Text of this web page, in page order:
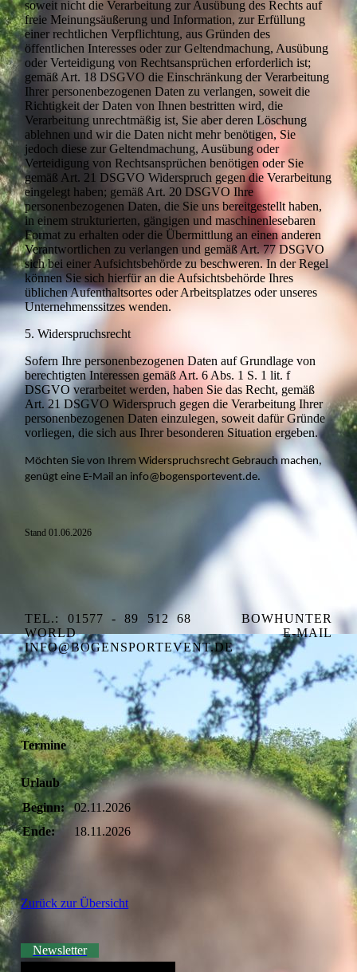
soweit nicht die Verarbeitung zur Ausübung des Rechts auf
freie Meinungsäußerung und Information, zur Erfüllung
einer rechtlichen Verpflichtung, aus Gründen des
öffentlichen Interesses oder zur Geltendmachung, Ausübung
oder Verteidigung von Rechtsansprüchen erforderlich ist;
gemäß Art. 18 DSGVO die Einschränkung der Verarbeitung
Ihrer personenbezogenen Daten zu verlangen, soweit die
Richtigkeit der Daten von Ihnen bestritten wird, die
Verarbeitung unrechtmäßig ist, Sie aber deren Löschung
ablehnen und wir die Daten nicht mehr benötigen, Sie
jedoch diese zur Geltendmachung, Ausübung oder
Verteidigung von Rechtsansprüchen benötigen oder Sie
gemäß Art. 21 DSGVO Widerspruch gegen die Verarbeitung
eingelegt haben; gemäß Art. 20 DSGVO Ihre
personenbezogenen Daten, die Sie uns bereitgestellt haben,
in einem strukturierten, gängigen und maschinenlesebaren
Format zu erhalten oder die Übermittlung an einen anderen
Verantwortlichen zu verlangen und gemäß Art. 77 DSGVO
sich bei einer Aufsichtsbehörde zu beschweren. In der Regel
können Sie sich hierfür an die Aufsichtsbehörde Ihres
üblichen Aufenthaltsortes oder Arbeitsplatzes oder unseres
Unternehmenssitzes wenden.
5. Widerspruchsrecht
Sofern Ihre personenbezogenen Daten auf Grundlage von
berechtigten Interessen gemäß Art. 6 Abs. 1 S. 1 lit. f
DSGVO verarbeitet werden, haben Sie das Recht, gemäß
Art. 21 DSGVO Widerspruch gegen die Verarbeitung Ihrer
personenbezogenen Daten einzulegen, soweit dafür Gründe
vorliegen, die sich aus Ihrer besonderen Situation ergeben.
Möchten Sie von Ihrem Widerspruchsrecht Gebrauch machen,
genügt eine E-Mail an info@bogensportevent.de.
Stand 01.06.2026
TEL.: 01577 - 89 512 68 BOWHUNTER
WORLDE-MAIL
INFO@BOGENSPORTEVENT.DE
Termine
Urlaub
Beginn:
02.11.2026
Ende:
18.11.2026
Zurück zur Übersicht
Newsletter